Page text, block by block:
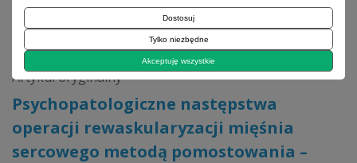
2000, tom 9, zeszyt 2
Artykuł oryginalny
Psychopatologiczne następstwa
operacji rewaskularyzacji mięśnia
sercowego metodą pomostowania –
Dostosuj
Tylko niezbędne
Akceptuję wszystkie